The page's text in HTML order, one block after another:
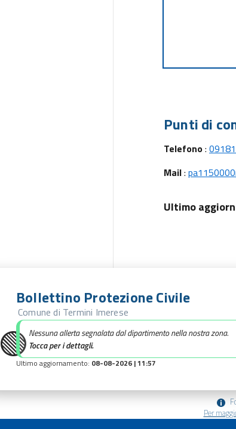
Punti di
Telefono:
Mail:
Ultimo
🟢
Bollettino Protezione Civile
Comune di Termini Imerese
Nessuna allerta segnalata dal dipartimento nella nostra zona.
Tocca per i dettagli.
Ultimo aggiornamento: 08-08-2026 | 11:57
Per